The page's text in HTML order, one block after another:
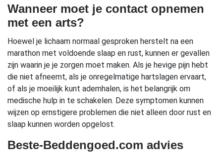
Wanneer moet je contact opnemen
met een arts?
Hoewel je lichaam normaal gesproken herstelt na een
marathon met voldoende slaap en rust, kunnen er gevallen
zijn waarin je je zorgen moet maken. Als je hevige pijn hebt
die niet afneemt, als je onregelmatige hartslagen ervaart,
of als je moeilijk kunt ademhalen, is het belangrijk om
medische hulp in te schakelen. Deze symptomen kunnen
wijzen op ernstigere problemen die niet alleen door rust en
slaap kunnen worden opgelost.
Beste-Beddengoed.com advies